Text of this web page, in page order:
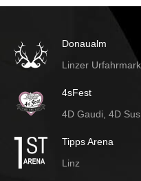
Donaualm
Linzer
4sFest
4D Gaudi, 4D
Tipps Arena
Linz